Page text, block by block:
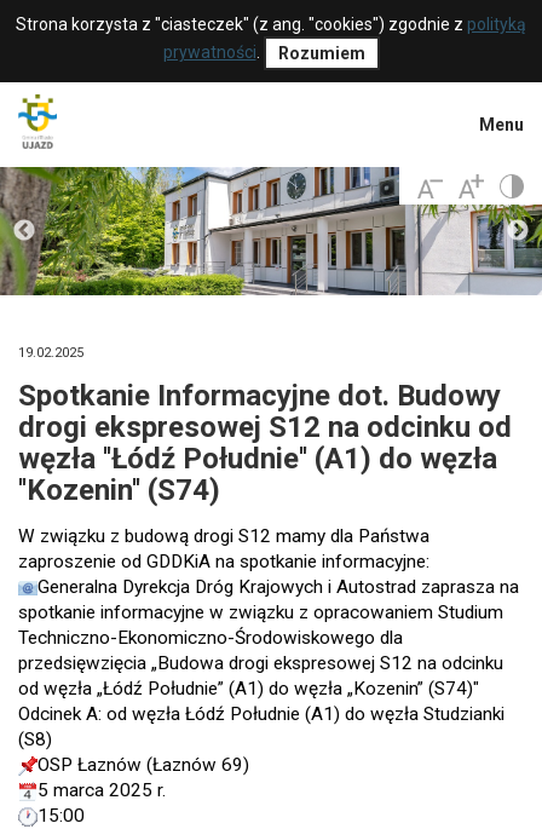
Strona korzysta z "ciasteczek" (z ang. "cookies") zgodnie z polityką
prywatności
Rozumiem
Menu
19.02.2025
Spotkanie Informacyjne dot. Budowy
drogi ekspresowej S12 na odcinku od
węzła ''Łódź Południe'' (A1) do węzła
''Kozenin'' (S74)
W związku z budową drogi S12 mamy dla Państwa
zaproszenie od GDDKiA na spotkanie informacyjne:
Generalna Dyrekcja Dróg Krajowych i Autostrad zaprasza na
spotkanie informacyjne w związku z opracowaniem Studium
Techniczno-Ekonomiczno-Środowiskowego dla
przedsięwzięcia „Budowa drogi ekspresowej S12 na odcinku
od węzła „Łódź Południe” (A1) do węzła „Kozenin” (S74)"
Odcinek A: od węzła Łódź Południe (A1) do węzła Studzianki
(S8)
OSP Łaznów (Łaznów 69)
5 marca 2025 r.
15:00